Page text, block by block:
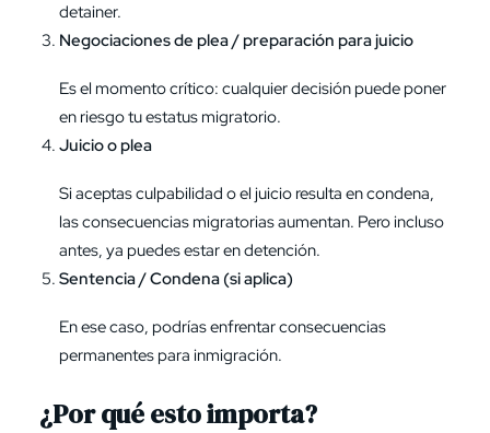
detainer.
Negociaciones de plea / preparación para juicio
Es el momento crítico: cualquier decisión puede poner
en riesgo tu estatus migratorio.
Juicio o plea
Si aceptas culpabilidad o el juicio resulta en condena,
las consecuencias migratorias aumentan. Pero incluso
antes, ya puedes estar en detención.
Sentencia / Condena (si aplica)
En ese caso, podrías enfrentar consecuencias
permanentes para inmigración.
¿Por qué esto importa?